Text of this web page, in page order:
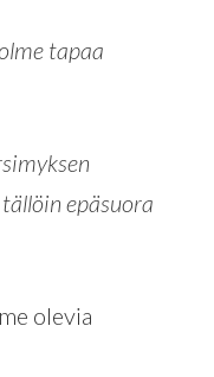
tapaa
epäsuora
olevia